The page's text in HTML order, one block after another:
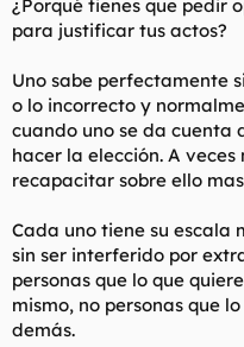
:
¿Porqué tienes que pedir
para justificar tus actos?
Uno sabe perfectamente
o lo incorrecto y
cuando uno se da cuenta
hacer la elección. A
recapacitar sobre ello
Cada uno tiene su escala
sin ser interferido por
personas que lo que
mismo, no personas que
demás.